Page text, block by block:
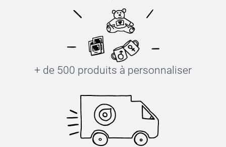
+ de 500 produits à personnaliser